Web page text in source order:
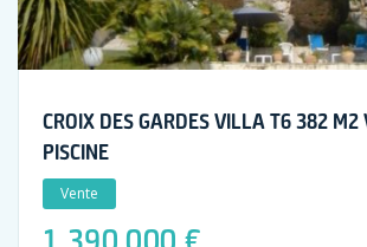
CROIX DES GARDES VILLA T6 382 M2
PISCINE
Vente